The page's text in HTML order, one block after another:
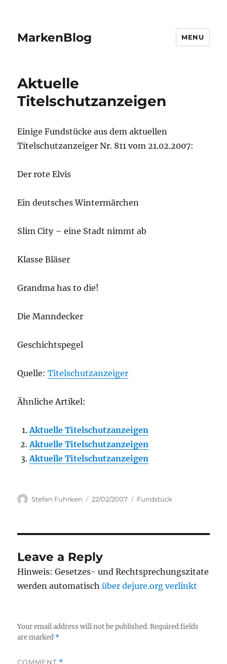
MarkenBlog MENU
Aktuelle
Titelschutzanzeigen
Einige Fundstücke aus dem aktuellen
Titelschutzanzeiger Nr. 811 vom 21.02.2007:
Der rote Elvis
Ein deutsches Wintermärchen
Slim City – eine Stadt nimmt ab
Klasse Bläser
Grandma has to die!
Die Manndecker
Geschichtspegel
Quelle:Titelschutzanzeiger
Ähnliche Artikel:
Aktuelle Titelschutzanzeigen
Aktuelle Titelschutzanzeigen
Aktuelle Titelschutzanzeigen
Author
Stefan Fuhrken
Posted
22/02/2007 Categories
Fundstück
Leave a Reply
Hinweis: Gesetzes- und Rechtsprechungszitate
werden automatischüber dejure.org verlinkt
Your email address will not be published. Required fields
are marked *
COMMENT